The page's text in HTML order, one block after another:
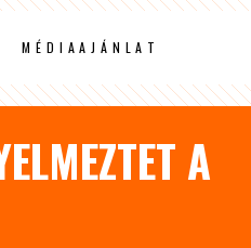
MÉDIAAJÁNLAT
A